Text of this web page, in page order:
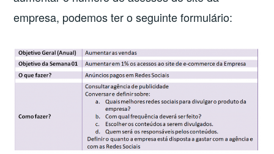
empresa, podemos ter o seguinte formulário: